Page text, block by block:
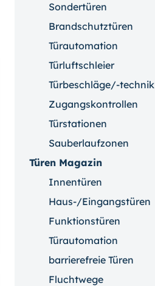
Sondertüren
Brandschutztüren
Türautomation
Türluftschleier
Türbeschläge/-technik
Zugangskontrollen
Türstationen
Sauberlaufzonen
Türen Magazin
Innentüren
Haus-/Eingangstüren
Funktionstüren
Türautomation
barrierefreie Türen
Fluchtwege